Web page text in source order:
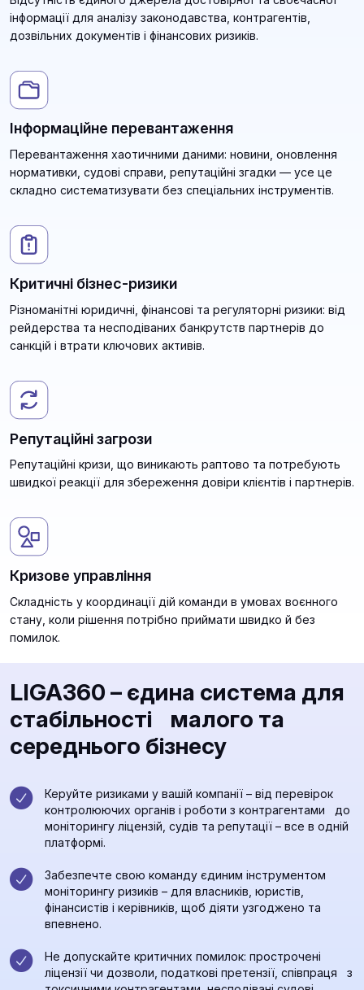
інформації для аналізу законодавства, контрагентів,
дозвільних документів і фінансових ризиків.
Інформаційне перевантаження
Перевантаження хаотичними даними: новини, оновлення
нормативки, судові справи, репутаційні згадки — усе це
складно систематизувати без спеціальних інструментів.
Критичні бізнес-ризики
Різноманітні юридичні, фінансові та регуляторні ризики: від
рейдерства та несподіваних банкрутств партнерів до
санкцій і втрати ключових активів.
Репутаційні загрози
Репутаційні кризи, що виникають раптово та потребують
швидкої реакції для збереження довіри клієнтів і партнерів.
Кризове управління
Складність у координації дій команди в умовах воєнного
стану, коли рішення потрібно приймати швидко й без
помилок.
LIGA360 – єдина система для
стабільності малого та
середнього бізнесу
Керуйте ризиками у вашій компанії – від перевірок
контролюючих органів і роботи з контрагентами до
моніторингу ліцензій, судів та репутації – все в одній
платформі.
Забезпечте свою команду єдиним інструментом
моніторингу ризиків – для власників, юристів,
фінансистів і керівників, щоб діяти узгоджено та
впевнено.
Не допускайте критичних помилок: прострочені
ліцензії чи дозволи, податкові претензії, співпраця з